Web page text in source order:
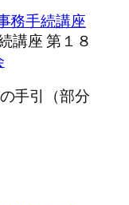
務手続講座
講座 第１８
手引（部分